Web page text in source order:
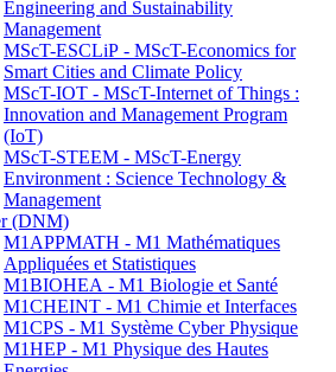
Engineering and Sustainability
Management
MScT-ESCLiP - MScT-Economics for
Smart Cities and Climate Policy
MScT-IOT - MScT-Internet of Things :
Innovation and Management Program
(IoT)
MScT-STEEM - MScT-Energy
Environment : Science Technology &
Management
(DNM)
M1APPMATH - M1 Mathématiques
Appliquées et Statistiques
M1BIOHEA - M1 Biologie et Santé
M1CHEINT - M1 Chimie et Interfaces
M1CPS - M1 Système Cyber Physique
M1HEP - M1 Physique des Hautes